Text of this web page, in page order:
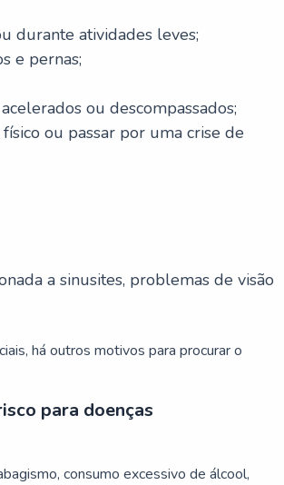
durante atividades leves;
e pernas;
ou descompassados;
ou passar por uma crise de
a sinusites, problemas de visão
há outros motivos para procurar o
para doenças
consumo excessivo de álcool,